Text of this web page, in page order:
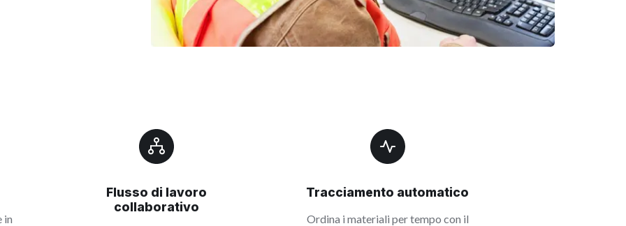
in
Flusso di lavoro
collaborativo
Tracciamento automatico
Ordina i materiali per tempo con il